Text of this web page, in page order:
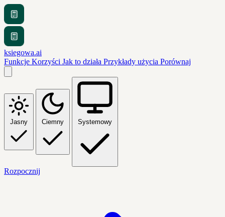
ksiegowa.ai
Funkcje Korzyści Jak to działa Przykłady użycia Porównaj
Jasny Ciemny Systemowy
Rozpocznij